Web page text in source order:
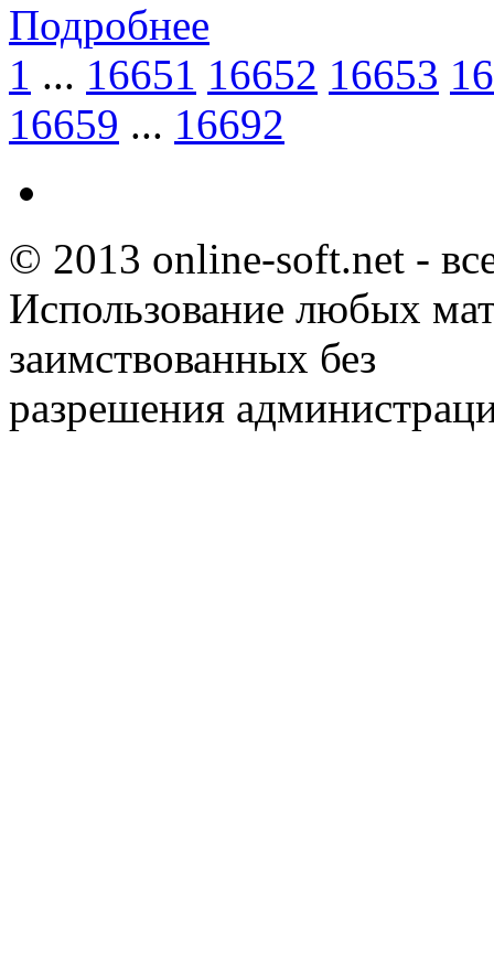
Подробнее
1 ... 16651 16652 16653
16659 ... 16692
© 2013 online-soft.net -
Использование любых
заимствованных без
разрешения